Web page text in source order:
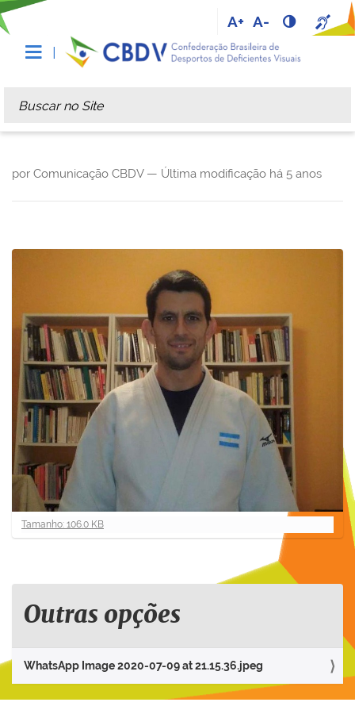
A+ A-
Busca
Busca Avançada…
por Comunicação CBDV — Última modificação há 5 anos
C
l
e
p
Tamanho: 106.0 KB
Outras opções
WhatsApp Image 2020-07-09 at 21.15.36.jpeg